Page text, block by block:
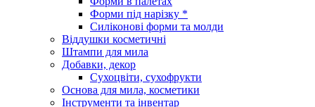
Форми під нарізку *
Силіконові форми та молди
Віддушки косметичні
Штампи для мила
Добавки, декор
Сухоцвіти, сухофрукти
Основа для мила, косметики
Інструменти та інвентар